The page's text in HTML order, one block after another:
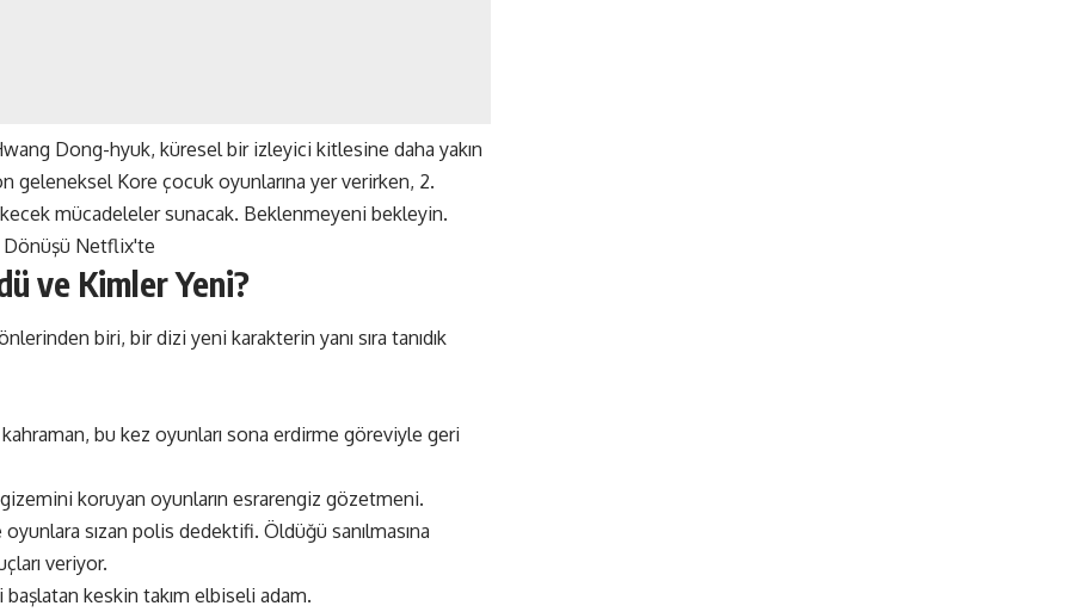
Dong-hyuk, küresel bir izleyici kitlesine daha yakın
geleneksel Kore çocuk oyunlarına yer verirken, 2.
mücadeleler sunacak. Beklenmeyeni bekleyin.
ve Kimler Yeni?
biri, bir dizi yeni karakterin yanı sıra tanıdık
bu kez oyunları sona erdirme göreviyle geri
koruyan oyunların esrarengiz gözetmeni.
sızan polis dedektifi. Öldüğü sanılmasına
veriyor.
keskin takım elbiseli adam.